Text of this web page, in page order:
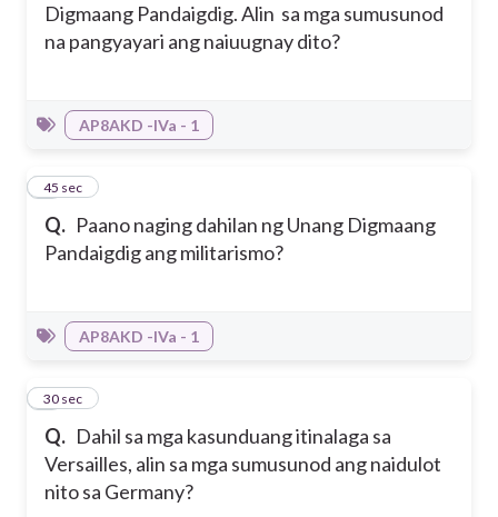
Digmaang Pandaigdig. Alin sa mga sumusunod
na pangyayari ang naiuugnay dito?
AP8AKD -IVa - 1
Q. Paano naging dahilan ng Unang Digmaang
Pandaigdig ang militarismo?
6
45 sec
AP8AKD -IVa - 1
Q. Dahil sa mga kasunduang itinalaga sa
Versailles, alin sa mga sumusunod ang naidulot
nito sa Germany?
7
30 sec